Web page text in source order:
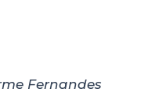
Fernandes